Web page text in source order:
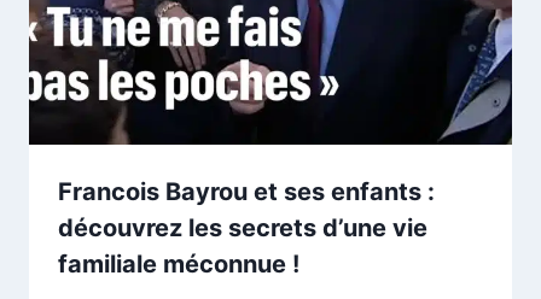
Francois Bayrou et ses enfants :
découvrez les secrets d’une vie
familiale méconnue !